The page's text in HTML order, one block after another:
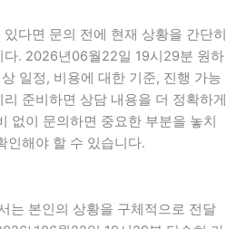
다면 문의 전에 현재 상황을 간단히
다. 2026년06월22일 19시29분 원하
일정, 비용에 대한 기준, 진행 가능
준비하면 상담 내용을 더 정확하게
없이 문의하면 중요한 부분을 놓치
인해야 할 수 있습니다.
는 본인의 상황을 구체적으로 전달